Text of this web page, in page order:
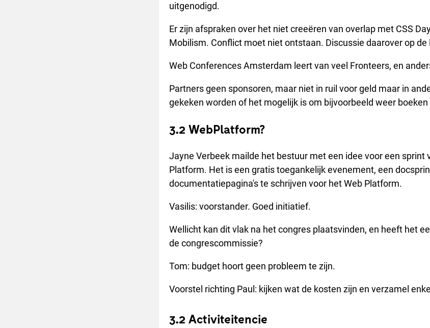
uitgenodigd.
Er zijn afspraken over het niet creeëren van overlap met CSS
Mobilism. Conflict moet niet ontstaan. Discussie daarover op de
Web Conferences Amsterdam leert van veel Fronteers, en
Partners geen sponsoren, maar niet in ruil voor geld maar in
gekeken worden of het mogelijk is om bijvoorbeeld weer
3.2 WebPlatform?
Jayne Verbeek mailde het bestuur met een idee voor een sprint
Platform. Het is een gratis toegankelijk evenement, een
documentatiepagina's te schrijven voor het Web Platform.
Vasilis: voorstander. Goed initiatief.
Wellicht kan dit vlak na het congres plaatsvinden, en heeft het
de congrescommissie?
Tom: budget hoort geen probleem te zijn.
Voorstel richting Paul: kijken wat de kosten zijn en verzamel
3.2 Activiteitencie